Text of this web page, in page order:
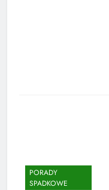
PORADY
SPADKOWE